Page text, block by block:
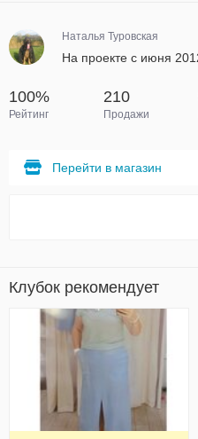
Наталья Туровская
На проекте с июня
100%
Рейтинг
210
Продажи
Перейти в магазин
Клубок рекомендует